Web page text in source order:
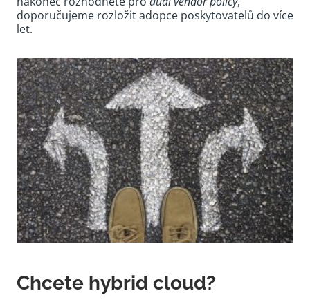
doporučujeme rozložit adopce poskytovatelů do více
let.
Chcete hybrid cloud?